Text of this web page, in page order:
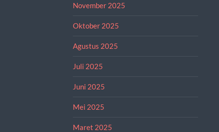
November 2025
Oktober 2025
Agustus 2025
Juli 2025
Juni 2025
Mei 2025
Maret 2025